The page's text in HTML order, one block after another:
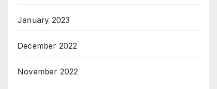
January 2023
December 2022
November 2022